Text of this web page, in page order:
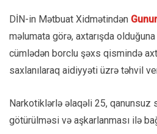
DİN-in Mətbuat Xidmətindən
məlumata görə, axtarışda
cümlədən borclu şəxs qismində
saxlanılaraq aidiyyəti üzrə təhvil
Narkotiklərlə əlaqəli 25, qanunsuz
götürülməsi və aşkarlanması ilə